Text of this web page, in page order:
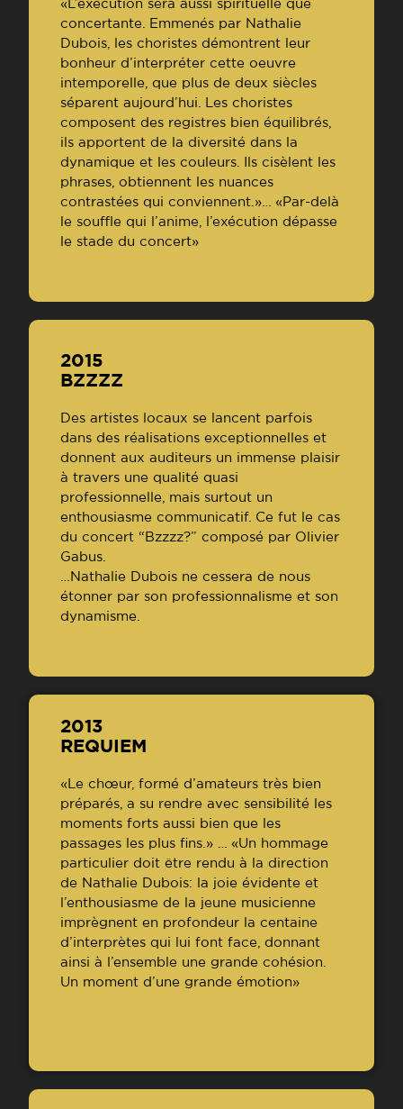
«L’exécution sera aussi spirituelle que
concertante. Emmenés par Nathalie
Dubois, les choristes démontrent leur
bonheur d’interpréter cette oeuvre
intemporelle, que plus de deux siècles
séparent aujourd’hui. Les choristes
composent des registres bien équilibrés,
ils apportent de la diversité dans la
dynamique et les couleurs. Ils cisèlent les
phrases, obtiennent les nuances
contrastées qui conviennent.»… «Par-delà
le souffle qui l’anime, l’exécution dépasse
le stade du concert»
2015
BZZZZ
Des artistes locaux se lancent parfois
dans des réalisations exceptionnelles et
donnent aux auditeurs un immense plaisir
à travers une qualité quasi
professionnelle, mais surtout un
enthousiasme communicatif. Ce fut le cas
du concert “Bzzzz?” composé par Olivier
Gabus.
…Nathalie Dubois ne cessera de nous
étonner par son professionnalisme et son
dynamisme.
2013
REQUIEM
«Le chœur, formé d’amateurs très bien
préparés, a su rendre avec sensibilité les
moments forts aussi bien que les
passages les plus fins.» … «Un hommage
particulier doit être rendu à la direction
de Nathalie Dubois: la joie évidente et
l’enthousiasme de la jeune musicienne
imprègnent en profondeur la centaine
d’interprètes qui lui font face, donnant
ainsi à l’ensemble une grande cohésion.
Un moment d’une grande émotion»